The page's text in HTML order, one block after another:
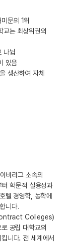
문의 1위
교는 최상위권의
나뉨
있음
생산하여 자체
비리그 소속의
학문적 실용성과
텔 경영학, 농학에
니다.
Colleges)
공립 대학교의
니다. 전 세계에서